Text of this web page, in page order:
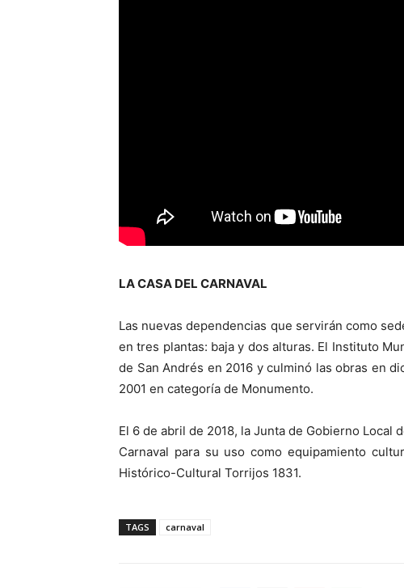
LA CASA DEL CARNAVAL
Las nuevas dependencias que servirán como
en tres plantas: baja y dos alturas. El Instituto
de San Andrés en 2016 y culminó las obras en
2001 en categoría de Monumento.
El 6 de abril de 2018, la Junta de Gobierno Local
Carnaval para su uso como equipamiento
Histórico-Cultural Torrijos 1831.
TAGS carnaval